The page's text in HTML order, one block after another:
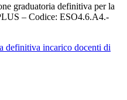
graduatoria definitiva per la
– Codice: ESO4.6.A4.-
definitiva incarico docenti di